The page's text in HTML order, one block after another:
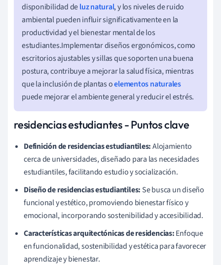
disponibilidad deluz natural, y los niveles de ruido
ambiental pueden influir significativamente en la
productividad y el bienestar mental de los
estudiantes.Implementar diseños ergonómicos, como
escritorios ajustables y sillas que soporten una buena
postura, contribuye a mejorar la salud física, mientras
que la inclusión de plantas oelementos naturales
puede mejorar el ambiente general y reducir el estrés.
residencias estudiantes - Puntos clave
Definición de residencias estudiantiles:Alojamiento
cerca de universidades, diseñado para las necesidades
estudiantiles, facilitando estudio y socialización.
Diseño de residencias estudiantiles: Se busca un diseño
funcional y estético, promoviendo bienestar físico y
emocional, incorporando sostenibilidad y accesibilidad.
Características arquitectónicas de residencias:Enfoque
en funcionalidad, sostenibilidad y estética para favorecer
aprendizaje y bienestar.